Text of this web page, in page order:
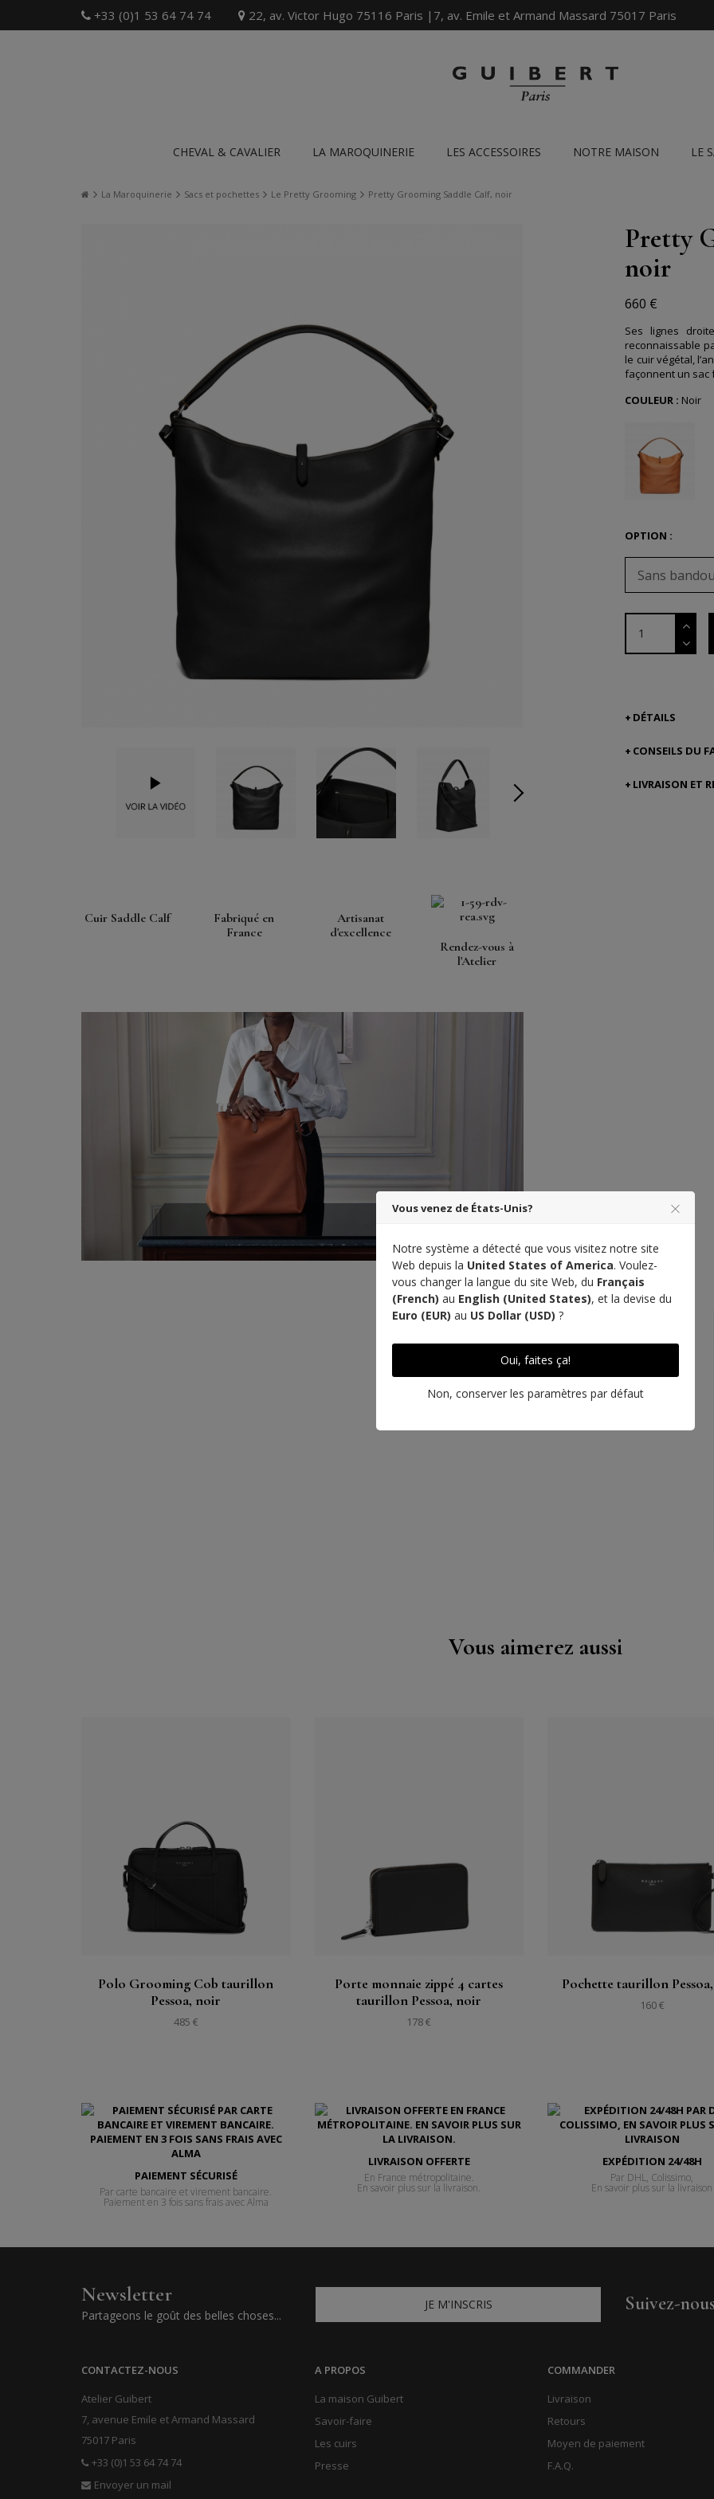
+33 (0)1 53 64 74 74 22, av. Victor Hugo 75116 Paris |7, av. Emile et Armand Massard 75017 Paris
CHEVAL & CAVALIER LA MAROQUINERIE LES ACCESSOIRES NOTRE MAISON LE
La Maroquinerie Sacs et pochettes Le Pretty Grooming Pretty Grooming Saddle Calf, noir
Cuir Saddle Calf
Fabriqué en
France
Artisanat
d'excellence
Rendez-vous à
l'Atelier
Pretty
noir
660 €
Ses lignes
reconnaissable
le cuir végétal,
façonnent un sac
COULEUR : Noir
OPTION :
Sans
DÉTAILS
CONSEILS DU
LIVRAISON ET
Designé à Paris
Vous aimerez aussi
Polo Grooming Cob taurillon
Pessoa, noir
485 €
Voir
Porte monnaie zippé 4 cartes
taurillon Pessoa, noir
178 €
Pochette taurillon
160 €
PAIEMENT SÉCURISÉ
Par carte bancaire et virement bancaire.
Paiement en 3 fois sans frais avec Alma
LIVRAISON OFFERTE
En France métropolitaine.
En savoir plus sur la livraison.
EXPÉDITION 24/48H
Par DHL, Colissimo,
En savoir plus sur la livraison
Newsletter
Partageons le goût des belles choses...
JE M'INSCRIS Suivez-nous
CONTACTEZ-NOUS
Atelier Guibert
7, avenue Emile et Armand Massard
75017 Paris
+33 (0)1 53 64 74 74
Envoyer un mail
A PROPOS
La maison Guibert
Savoir-faire
Les cuirs
Presse
COMMANDER
Livraison
Retours
Moyen de paiement
F.A.Q.
Vous venez de États-Unis?
Notre système a détecté que vous visitez notre site
Web depuis la United States of America. Voulez-
vous changer la langue du site Web, du Français
(French) au English (United States), et la devise du
Euro (EUR) au US Dollar (USD) ?
Oui, faites ça!
Non, conserver les paramètres par défaut